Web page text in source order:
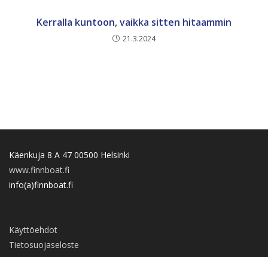
Kerralla kuntoon, vaikka sitten hitaammin
21.3.2024
Käenkuja 8 A 47 00500 Helsinki
www.finnboat.fi
info(a)finnboat.fi
Käyttöehdot
Tietosuojaseloste